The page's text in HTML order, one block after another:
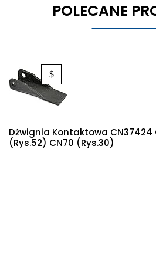
POLECANE
Dżwignia Kontaktowa CN37424
(rys.52) CN70 (rys.30)